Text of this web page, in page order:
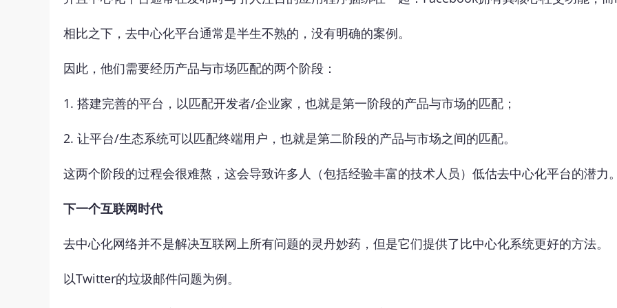
相比之下，去中心化平台通常是半生不熟的，没有明确的案例。
因此，他们需要经历产品与市场匹配的两个阶段：
1. 搭建完善的平台，以匹配开发者/企业家，也就是第一阶段的产品与市场的匹配；
2. 让平台/生态系统可以匹配终端用户，也就是第二阶段的产品与市场之间的匹配。
这两个阶段的过程会很难熬，这会导致许多人（包括经验丰富的技术人员）低估去中心化平台的潜力
下一个互联网时代
去中心化网络并不是解决互联网上所有问题的灵丹妙药，但是它们提供了比中心化系统更好的方法。
以Twitter的垃圾邮件问题为例。